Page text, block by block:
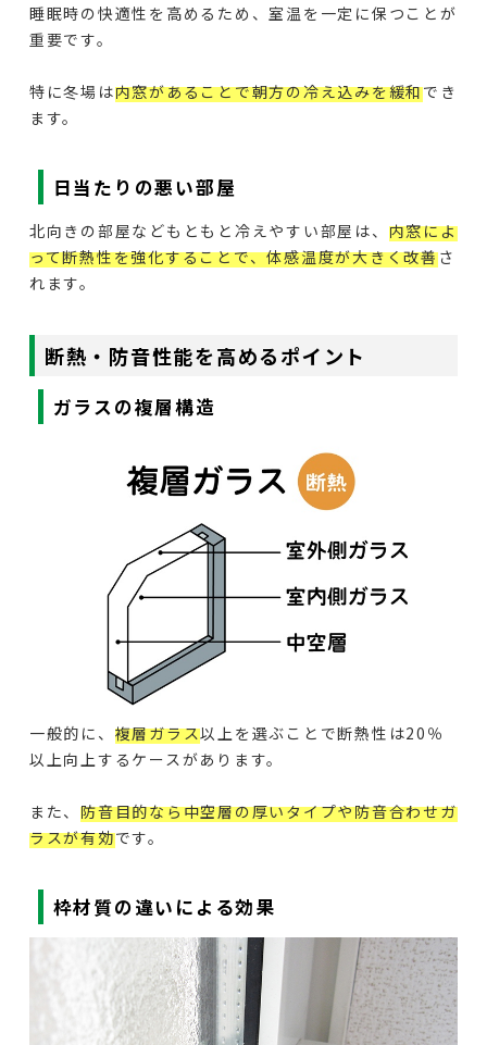
睡眠時の快適性を高めるため、室温を一定に保つことが
重要です。
特に冬場は内窓があることで朝方の冷え込みを緩和でき
ます。
日当たりの悪い部屋
北向きの部屋などもともと冷えやすい部屋は、 内窓によ
って断熱性を強化することで、体感温度が大きく改善さ
れます。
断熱・防音性能を高めるポイント
ガラスの複層構造
一般的に、 複層ガラス以上を選ぶことで断熱性は20％
以上向上するケースがあります。
また、防音目的なら中空層の厚いタイプや防音合わせガ
ラスが有効です。
枠材質の違いによる効果